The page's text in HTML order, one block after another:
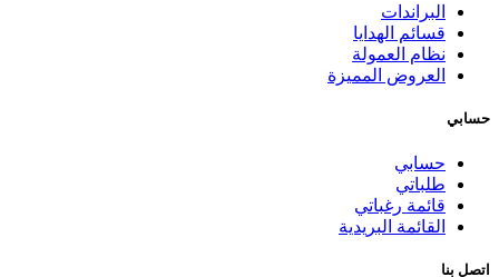
البراندات
قسائم الهدايا
نظام العمولة
العروض المميزة
حسابي
حسابي
طلباتي
قائمة رغباتي
القائمة البريدية
اتصل بنا